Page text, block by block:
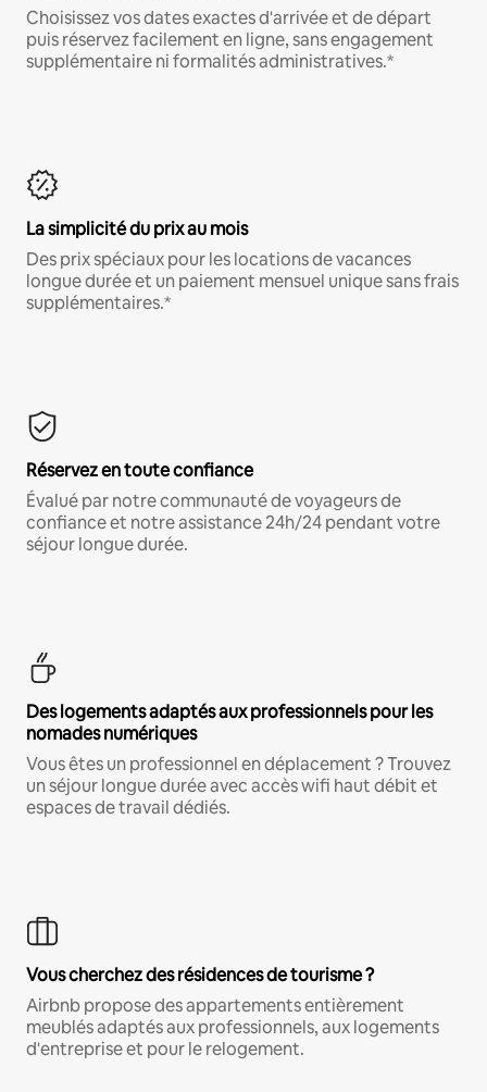
Choisissez vos dates exactes d'arrivée et de départ
puis réservez facilement en ligne, sans engagement
supplémentaire ni formalités administratives.*
La simplicité du prix au mois
Des prix spéciaux pour les locations de vacances
longue durée et un paiement mensuel unique sans frais
supplémentaires.*
Réservez en toute confiance
Évalué par notre communauté de voyageurs de
confiance et notre assistance 24h/24 pendant votre
séjour longue durée.
Des logements adaptés aux professionnels pour les
nomades numériques
Vous êtes un professionnel en déplacement ? Trouvez
un séjour longue durée avec accès wifi haut débit et
espaces de travail dédiés.
Vous cherchez des résidences de tourisme ?
Airbnb propose des appartements entièrement
meublés adaptés aux professionnels, aux logements
d'entreprise et pour le relogement.